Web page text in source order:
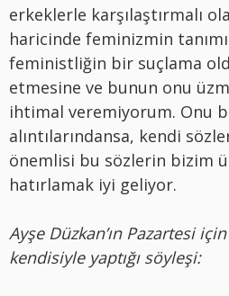
erkeklerle karşılaştırmalı
haricinde feminizmin
feministliğin bir suçlama
etmesine ve bunun onu
ihtimal veremiyorum. Onu
alıntılarındansa, kendi
önemlisi bu sözlerin bizim
hatırlamak iyi geliyor.
Ayşe Düzkan’ın Pazartesi
kendisiyle yaptığı söyleşi: